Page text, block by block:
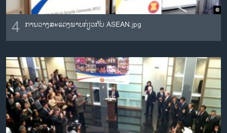
4 ການວາງສະແດງພາບກ່ຽວກັບ ASEAN.jpg